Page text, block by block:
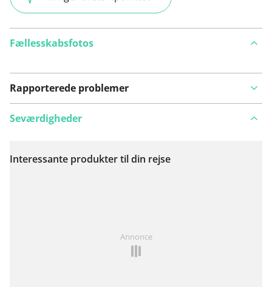
Fællesskabsfotos
Rapporterede problemer
Se på kort
Seværdigheder
Interessante produkter til din rejse
Annonce